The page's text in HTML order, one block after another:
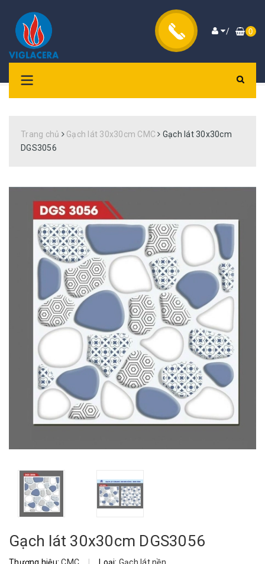
/ 0
Trang chủ Gạch lát 30x30cm CMC
Gạch lát 30x30cm
DGS3056
Gạch lát 30x30cm DGS3056